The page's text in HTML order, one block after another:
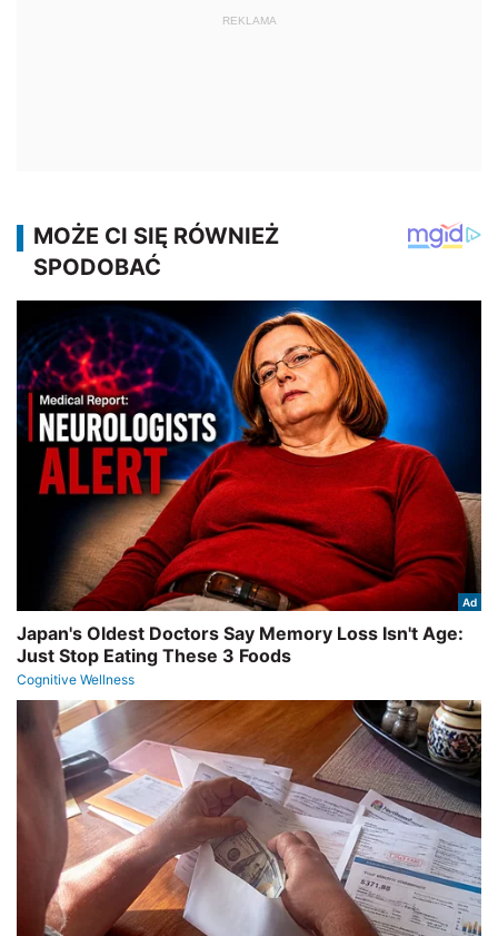
REKLAMA